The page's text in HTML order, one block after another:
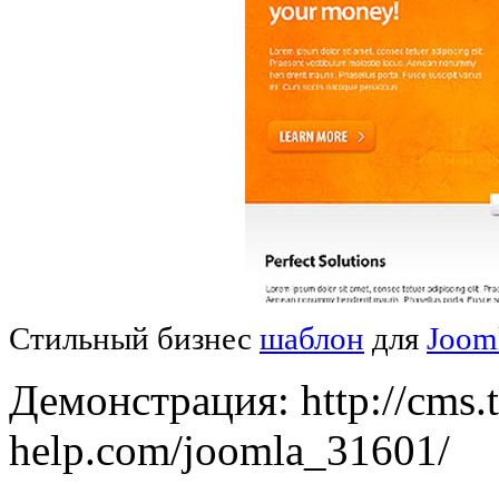
Стильный бизнес шаблон для
Демонстрация: http://
help.com/joomla_31601/